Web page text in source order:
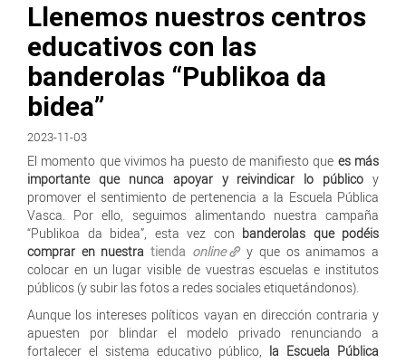
Llenemos nuestros centros
educativos con las
banderolas “Publikoa da
bidea”
2023-11-03
El momento que vivimos ha puesto de manifiesto que es más
importante que nunca apoyar y reivindicar lo público y
promover el sentimiento de pertenencia a la Escuela Pública
Vasca. Por ello, seguimos alimentando nuestra campaña
“Publikoa da bidea”, esta vez con banderolas que podéis
comprar en nuestratienda online
y que os animamos a
colocar en un lugar visible de vuestras escuelas e institutos
públicos (y subir las fotos a redes sociales etiquetándonos).
Aunque los intereses políticos vayan en dirección contraria y
apuesten por blindar el modelo privado renunciando a
fortalecer el sistema educativo público, la Escuela Pública